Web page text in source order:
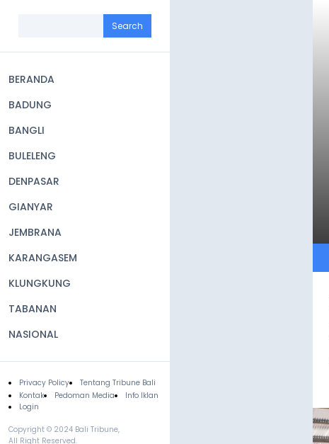
navigation
BERANDA
BADUNG
BANGLI
BULELENG
DENPASAR
GIANYAR
JEMBRANA
KARANGASEM
KLUNGKUNG
TABANAN
NASIONAL
Footer
Privacy Policy
Tentang Tribune Bali
Kontak
Pedoman Media
Info Iklan
Login
Copyright © 2024 Bali Tribune,
All Right Reserved.